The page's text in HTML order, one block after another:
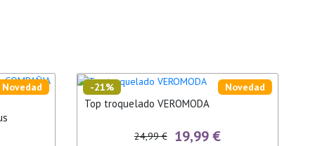
Novedad
Top troquelado VEROMODA
Novedad
-21%
24,99 € 19,99 €